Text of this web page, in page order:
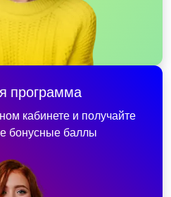
программа
кабинете и получайте
бонусные баллы